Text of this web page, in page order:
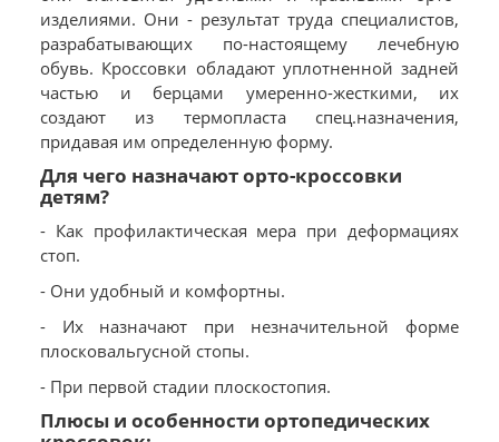
изделиями. Они - результат труда специалистов,
разрабатывающих по-настоящему лечебную
обувь. Кроссовки обладают уплотненной задней
частью и берцами умеренно-жесткими, их
создают из термопласта спец.назначения,
придавая им определенную форму.
Для чего назначают орто-кроссовки
детям?
- Как профилактическая мера при деформациях
стоп.
- Они удобный и комфортны.
- Их назначают при незначительной форме
плосковальгусной стопы.
- При первой стадии плоскостопия.
Плюсы и особенности ортопедических